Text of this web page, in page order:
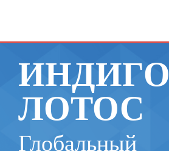
ИНДИГО
ЛОТОС
Глобальный